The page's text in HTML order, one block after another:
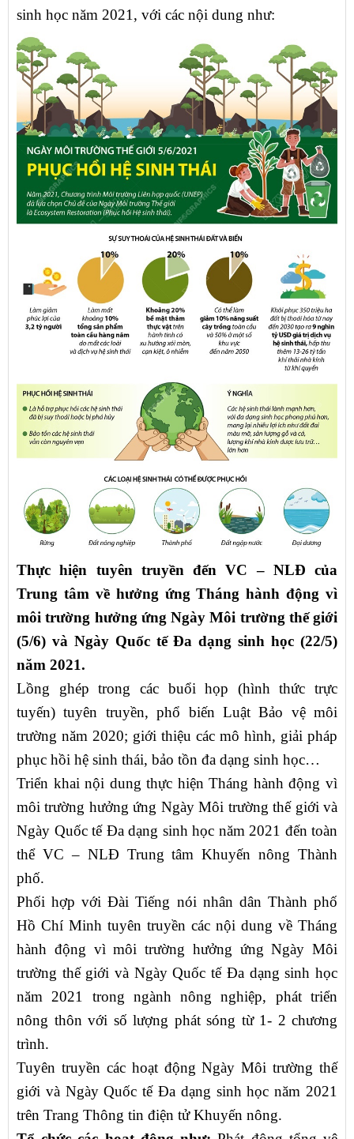
sinh học năm 2021, với các nội dung như:
Thực hiện tuyên truyền đến VC – NLĐ của
Trung tâm về hưởng ứng Tháng hành động vì
môi trường hưởng ứng Ngày Môi trường thế giới
(5/6) và Ngày Quốc tế Đa dạng sinh học (22/5)
năm 2021.
Lồng ghép trong các buổi họp (hình thức trực
tuyến) tuyên truyền, phổ biến Luật Bảo vệ môi
trường năm 2020; giới thiệu các mô hình, giải pháp
phục hồi hệ sinh thái, bảo tồn đa dạng sinh học…
Triển khai nội dung thực hiện Tháng hành động vì
môi trường hưởng ứng Ngày Môi trường thế giới và
Ngày Quốc tế Đa dạng sinh học năm 2021 đến toàn
thể VC – NLĐ Trung tâm Khuyến nông Thành
phố.
Phối hợp với Đài Tiếng nói nhân dân Thành phố
Hồ Chí Minh tuyên truyền các nội dung về Tháng
hành động vì môi trường hưởng ứng Ngày Môi
trường thế giới và Ngày Quốc tế Đa dạng sinh học
năm 2021 trong ngành nông nghiệp, phát triển
nông thôn với số lượng phát sóng từ 1- 2 chương
trình.
Tuyên truyền các hoạt động Ngày Môi trường thế
giới và Ngày Quốc tế Đa dạng sinh học năm 2021
trên Trang Thông tin điện tử Khuyến nông.